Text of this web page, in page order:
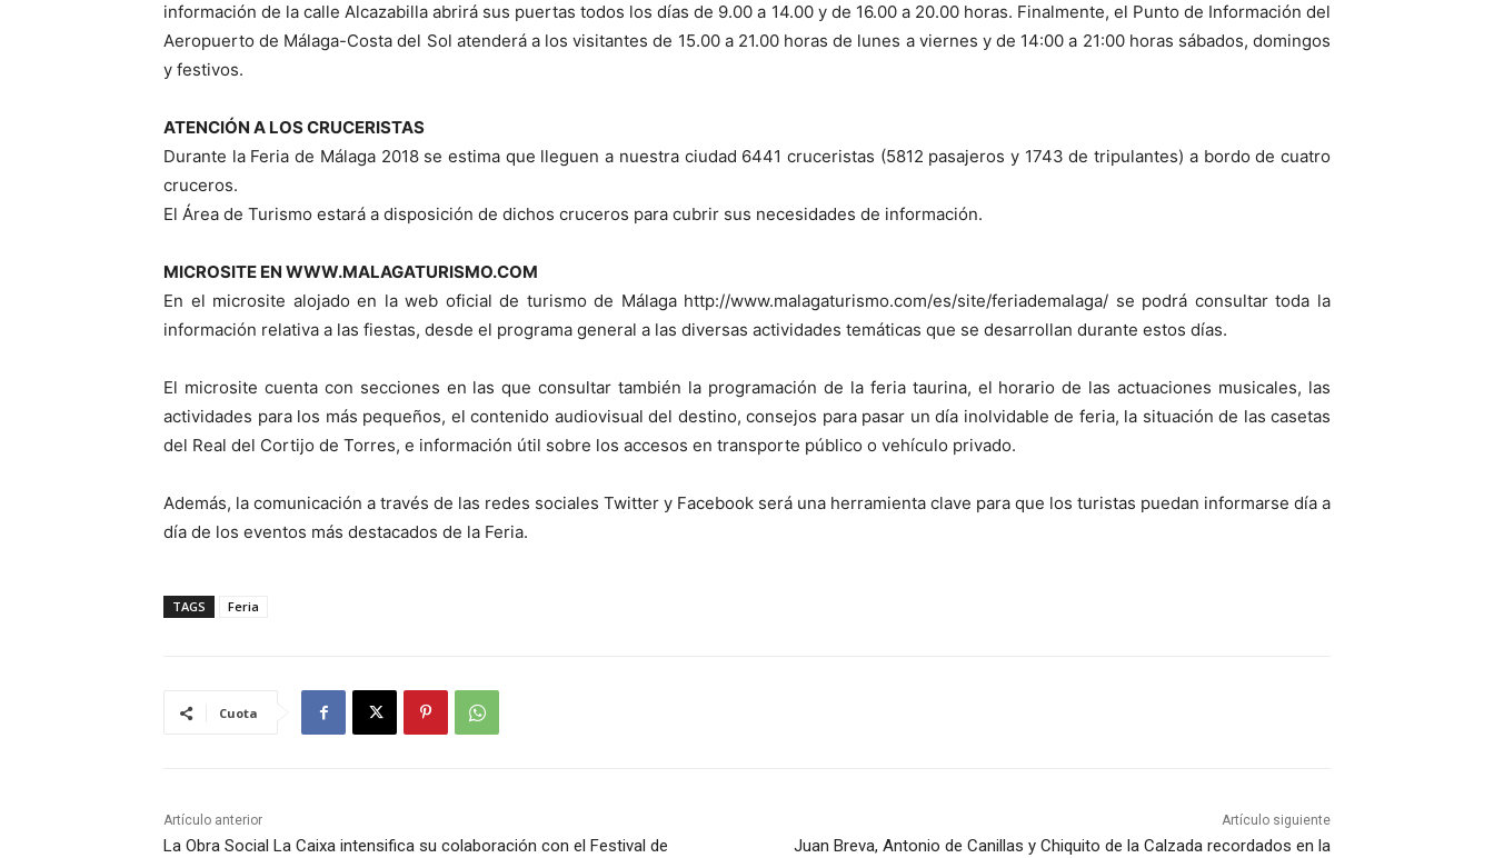
información de la calle Alcazabilla abrirá sus puertas todos los días de 9.00 a 14.00 y de 16.00 a 20.00 horas. Finalmente, el Punto de Información del
Aeropuerto de Málaga-Costa del Sol atenderá a los visitantes de 15.00 a 21.00 horas de lunes a viernes y de 14:00 a 21:00 horas sábados, domingos
y festivos.
ATENCIÓN A LOS CRUCERISTAS
Durante la Feria de Málaga 2018 se estima que lleguen a nuestra ciudad 6441 cruceristas (5812 pasajeros y 1743 de tripulantes) a bordo de cuatro
cruceros.
El Área de Turismo estará a disposición de dichos cruceros para cubrir sus necesidades de información.
MICROSITE EN WWW.MALAGATURISMO.COM
En el microsite alojado en la web oficial de turismo de Málaga http://www.malagaturismo.com/es/site/feriademalaga/ se podrá consultar toda la
información relativa a las fiestas, desde el programa general a las diversas actividades temáticas que se desarrollan durante estos días.
El microsite cuenta con secciones en las que consultar también la programación de la feria taurina, el horario de las actuaciones musicales, las
actividades para los más pequeños, el contenido audiovisual del destino, consejos para pasar un día inolvidable de feria, la situación de las casetas
del Real del Cortijo de Torres, e información útil sobre los accesos en transporte público o vehículo privado.
Además, la comunicación a través de las redes sociales Twitter y Facebook será una herramienta clave para que los turistas puedan informarse día a
día de los eventos más destacados de la Feria.
TAGS Feria
Cuota
Artículo anterior
La Obra Social La Caixa intensifica su colaboración con el Festival de
Artículo siguiente
Juan Breva, Antonio de Canillas y Chiquito de la Calzada recordados en la